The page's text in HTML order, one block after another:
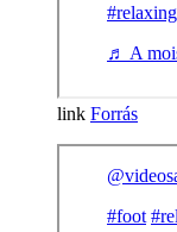
Forrás